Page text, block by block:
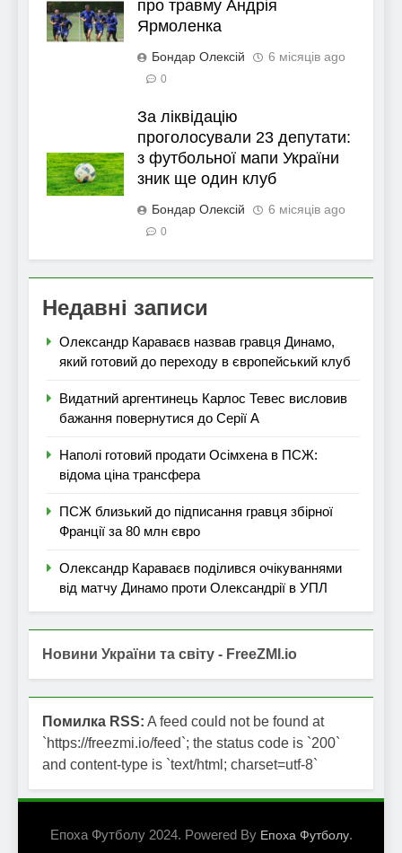
про травму Андрія
Ярмоленка
Бондар Олексій 6 місяців ago
0
За ліквідацію
проголосували 23 депутати:
з футбольної мапи України
зник ще один клуб
Бондар Олексій 6 місяців ago
0
Недавні записи
Олександр Караваєв назвав гравця Динамо,
який готовий до переходу в європейський клуб
Видатний аргентинець Карлос Тевес висловив
бажання повернутися до Серії А
Наполі готовий продати Осімхена в ПСЖ:
відома ціна трансфера
ПСЖ близький до підписання гравця збірної
Франції за 80 млн євро
Олександр Караваєв поділився очікуваннями
від матчу Динамо проти Олександрії в УПЛ
Новини України та світу - FreeZMI.io
Помилка RSS: A feed could not be found at
`https://freezmi.io/feed`; the status code is `200`
and content-type is `text/html; charset=utf-8`
Епоха Футболу 2024. Powered By Епоха Футболу.